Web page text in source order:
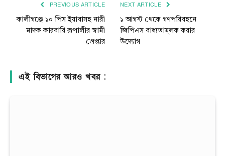
PREVIOUS ARTICLE
কালীগঞ্জে ১০ পিস ইয়াবাসহ নারী
মাদক কারবারি রূপালীর স্বামী
গ্রেপ্তার
NEXT ARTICLE
১ আগস্ট থেকে গণপরিবহনে
জিপিএস বাধ্যতামূলক করার
উদ্যোগ
এই বিভাগের আরও খবর :